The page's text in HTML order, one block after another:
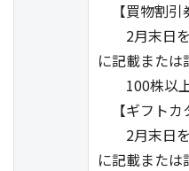
【買物割引
2月末日を
に記載または
100株以上
【ギフトカ
2月末日を
に記載または